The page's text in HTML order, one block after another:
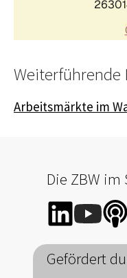
Weiterführende
Arbeitsmärkte im
Die ZBW im
Gefördert